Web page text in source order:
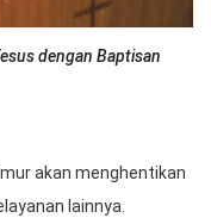
dengan Baptisan
akan menghentikan
lainnya.